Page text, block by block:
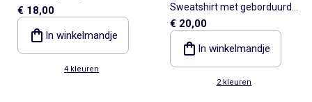
materiaal
€ 18,00
In winkelmandje
4 kleuren
Sweatshirt met geborduurde
opschriften in sportieve stijl
€ 20,00
In winkelmandje
2 kleuren